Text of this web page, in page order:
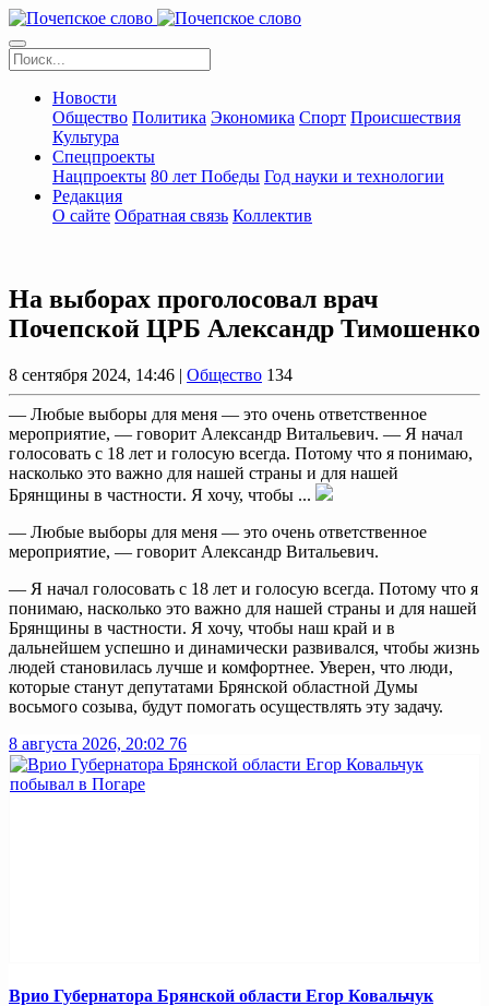
Новости
Общество Политика Экономика Спорт Происшествия
Культура
Спецпроекты
Нацпроекты 80 лет Победы Год науки и технологии
Редакция
О сайте Обратная связь Коллектив
На выборах проголосовал врач
Почепской ЦРБ Александр Тимошенко
8 сентября 2024, 14:46 | Общество 134
— Любые выборы для меня — это очень ответственное
мероприятие, — говорит Александр Витальевич. — Я начал
голосовать с 18 лет и голосую всегда. Потому что я понимаю,
насколько это важно для нашей страны и для нашей
Брянщины в частности. Я хочу, чтобы ...
— Любые выборы для меня — это очень ответственное
мероприятие, — говорит Александр Витальевич.
— Я начал голосовать с 18 лет и голосую всегда. Потому что я
понимаю, насколько это важно для нашей страны и для нашей
Брянщины в частности. Я хочу, чтобы наш край и в
дальнейшем успешно и динамически развивался, чтобы жизнь
людей становилась лучше и комфортнее. Уверен, что люди,
которые станут депутатами Брянской областной Думы
восьмого созыва, будут помогать осуществлять эту задачу.
8 августа 2026, 20:02 76
Врио Губернатора Брянской области Егор Ковальчук